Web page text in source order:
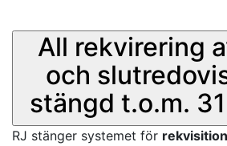
All rekvirering
och
stängd t.o.m.
RJ stänger systemet för rekvisition